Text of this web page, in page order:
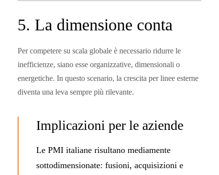
5. La dimensione conta
Per competere su scala globale è necessario ridurre le
inefficienze, siano esse organizzative, dimensionali o
energetiche. In questo scenario, la crescita per linee esterne
diventa una leva sempre più rilevante.
Implicazioni per le aziende
Le PMI italiane risultano mediamente
sottodimensionate: fusioni, acquisizioni e